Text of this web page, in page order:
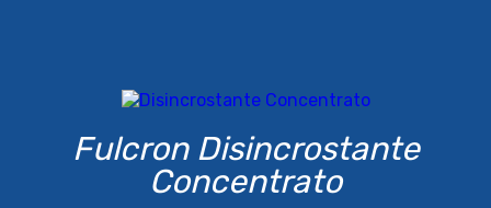
Fulcron Disincrostante
Concentrato